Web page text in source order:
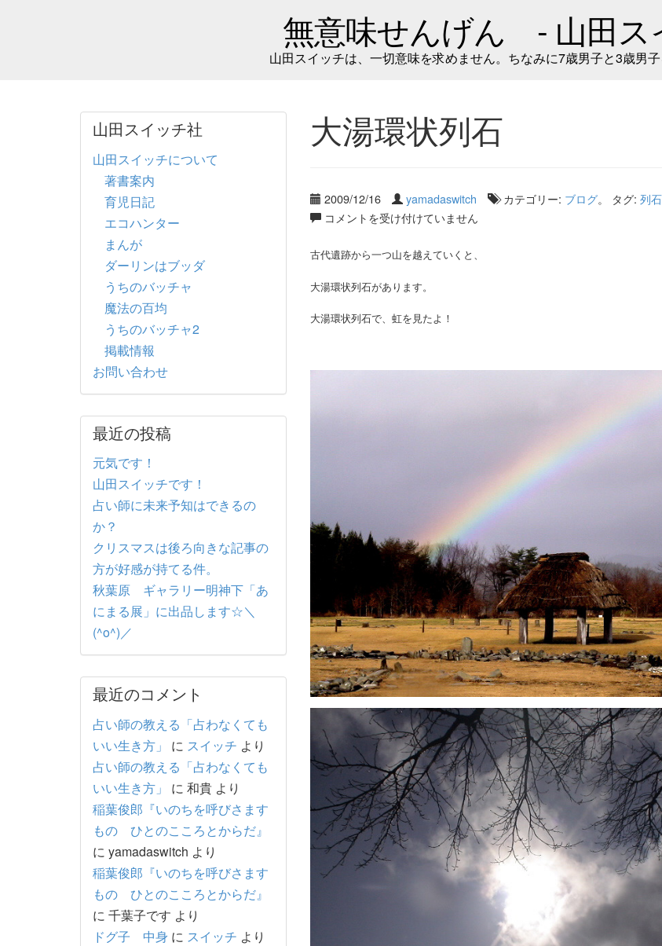
無意味せんげん - 山田ス
山田スイッチは、一切意味を求めません。ちなみに7歳男子と3歳男子
大湯環状列石
2009/12/16 yamadaswitch カテゴリー: ブログ。 タグ: 列石
コメントを受け付けていません
古代遺跡から一つ山を越えていくと、
大湯環状列石があります。
大湯環状列石で、虹を見たよ！
山田スイッチ社
山田スイッチについて
著書案内
育児日記
エコハンター
まんが
ダーリンはブッダ
うちのバッチャ
魔法の百均
うちのバッチャ2
掲載情報
お問い合わせ
最近の投稿
元気です！
山田スイッチです！
占い師に未来予知はできるの
か？
クリスマスは後ろ向きな記事の
方が好感が持てる件。
秋葉原 ギャラリー明神下「あ
にまる展」に出品します☆＼
(^o^)／
最近のコメント
占い師の教える「占わなくても
いい生き方」
に スイッチ より
占い師の教える「占わなくても
いい生き方」
に 和貴 より
稲葉俊郎『いのちを呼びさます
もの ひとのこころとからだ』
に yamadaswitch より
稲葉俊郎『いのちを呼びさます
もの ひとのこころとからだ』
に 千葉子です より
ドグ子 中身 に スイッチ より